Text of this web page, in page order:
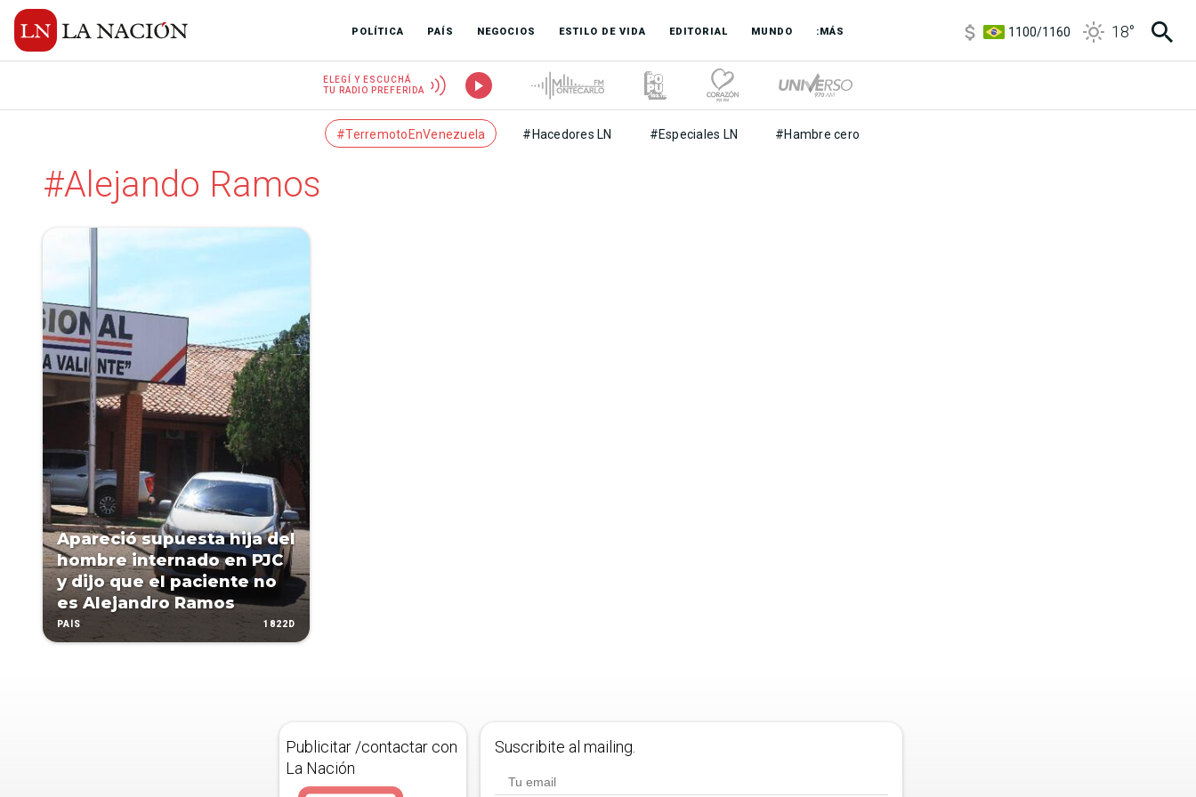
POLÍTICA PAÍS NEGOCIOS ESTILO DE VIDA EDITORIAL MUNDO :MÁS
1100/1160
18°
ELEGÍ Y ESCUCHÁ
TU RADIO PREFERIDA
#TerremotoEnVenezuela #Hacedores LN #Especiales LN #Hambre cero
#Alejando Ramos
Apareció supuesta hija del
hombre internado en PJC
y dijo que el paciente no
es Alejandro Ramos
PAÍS 1822D
Publicitar /contactar con
La Nación
Suscribite al mailing.